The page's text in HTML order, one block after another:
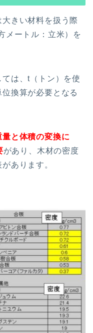
きい材料を扱う際
メートル：立米）を
は、t（トン）を使
換算が必要となる
と体積の変換に
があり、木材の密度
あります。